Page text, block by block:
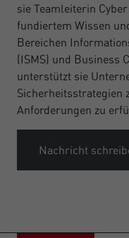
sie Teamleiterin
fundiertem Wissen
Bereichen
(ISMS) und Business
unterstützt sie
Sicherheitsstrategien
Anforderungen zu
Nachricht